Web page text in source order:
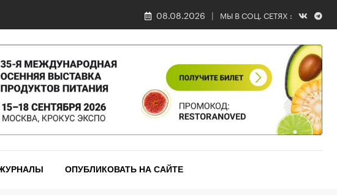
08.08.2026 МЫ В СОЦ. СЕТЯХ :
ОПУБЛИКОВАТЬ НА САЙТЕ